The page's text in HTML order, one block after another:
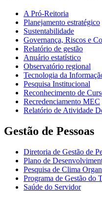
A Pró-Reitoria
Planejamento estratégico
Sustentabilidade
Governança, Riscos e
Relatório de gestão
Anuário estatístico
Observatório regional
Tecnologia da
Pesquisa Institucional
Reconhecimento de
Recredenciamento MEC
Relatório de Atividade
Gestão de Pessoas
Diretoria de Gestão de
Plano de
Pesquisa de Clima
Programa de Gestão do
Saúde do Servidor